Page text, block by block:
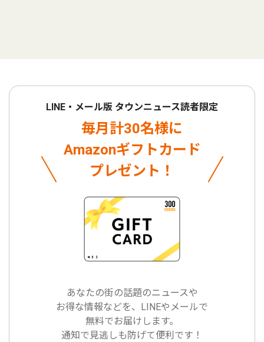
LINE・メール版 タウンニュース読者限定
毎月計30名様に
Amazonギフトカード
プレゼント！
あなたの街の話題のニュースや
お得な情報などを、LINEやメールで
無料でお届けします。
通知で見逃しも防げて便利です！